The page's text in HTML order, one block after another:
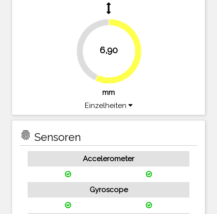
6,90
43%
57%
mm
Einzelheiten
fingerprint Sensoren
Accelerometer
Gyroscope